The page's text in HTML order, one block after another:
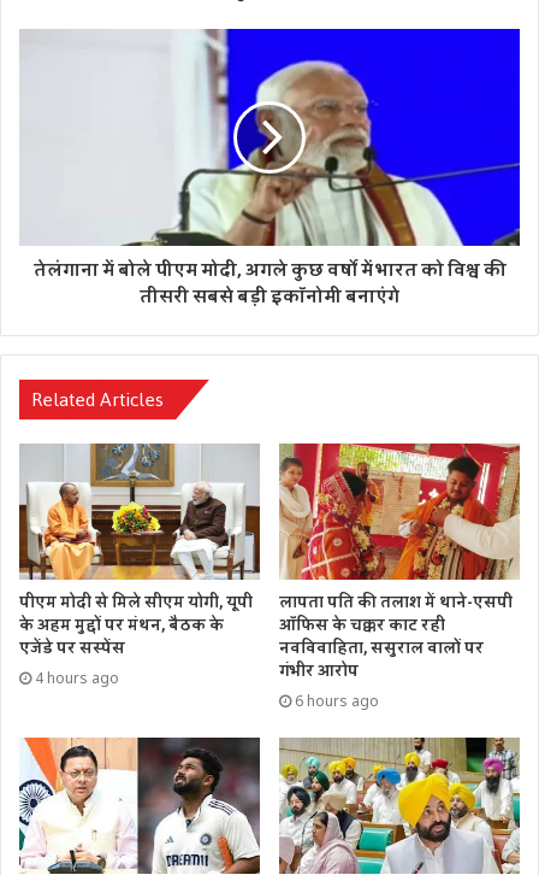
तेलंगाना में बोले पीएम मोदी, अगले कुछ वर्षों में भारत को विश्व की
तीसरी सबसे बड़ी इकॉनोमी बनाएंगे
Related Articles
पीएम मोदी से मिले सीएम योगी, यूपी
के अहम मुद्दों पर मंथन, बैठक के
एजेंडे पर सस्पेंस
4 hours ago
लापता पति की तलाश में थाने-एसपी
ऑफिस के चक्कर काट रही
नवविवाहिता, ससुराल वालों पर
गंभीर आरोप
6 hours ago